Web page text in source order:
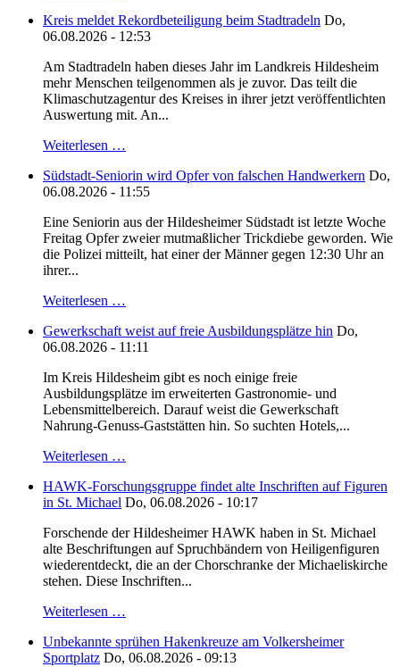
Kreis meldet Rekordbeteiligung beim Stadtradeln Do,
06.08.2026 - 12:53
Am Stadtradeln haben dieses Jahr im Landkreis Hildesheim
mehr Menschen teilgenommen als je zuvor. Das teilt die
Klimaschutzagentur des Kreises in ihrer jetzt veröffentlichten
Auswertung mit. An...
Weiterlesen …
Südstadt-Seniorin wird Opfer von falschen Handwerkern Do,
06.08.2026 - 11:55
Eine Seniorin aus der Hildesheimer Südstadt ist letzte Woche
Freitag Opfer zweier mutmaßlicher Trickdiebe geworden. Wie
die Polizei mitteilt, hat einer der Männer gegen 12:30 Uhr an
ihrer...
Weiterlesen …
Gewerkschaft weist auf freie Ausbildungsplätze hin Do,
06.08.2026 - 11:11
Im Kreis Hildesheim gibt es noch einige freie
Ausbildungsplätze im erweiterten Gastronomie- und
Lebensmittelbereich. Darauf weist die Gewerkschaft
Nahrung-Genuss-Gaststätten hin. So suchten Hotels,...
Weiterlesen …
HAWK-Forschungsgruppe findet alte Inschriften auf Figuren
in St. Michael Do, 06.08.2026 - 10:17
Forschende der Hildesheimer HAWK haben in St. Michael
alte Beschriftungen auf Spruchbändern von Heiligenfiguren
wiederentdeckt, die an der Chorschranke der Michaeliskirche
stehen. Diese Inschriften...
Weiterlesen …
Unbekannte sprühen Hakenkreuze am Volkersheimer
Sportplatz Do, 06.08.2026 - 09:13